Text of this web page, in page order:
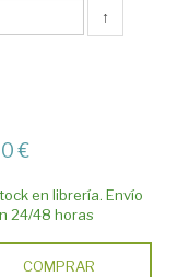
↑
€
en librería. Envío
24/48 horas
COMPRAR